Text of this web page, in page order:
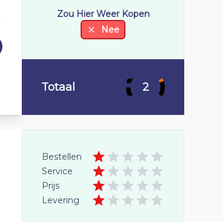
Zou Hier Weer Kopen
Nee
Totaal 2
Bestellen
Service
Prijs
Levering